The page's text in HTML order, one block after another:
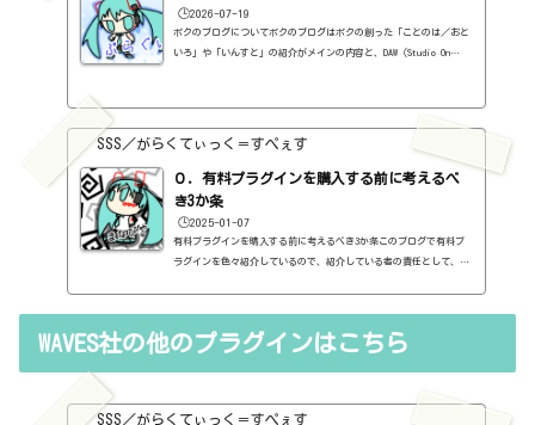
🕒️2026-07-19
ボクのブログについてボクのブログはボクの創った「ことのは／おと
いろ」や「いんすと」の紹介がメインの内容と、DAW（Studio On
録はしていますし、セールしているプラグインはブログの最初の方に
表示するように（編集したら、自動的に最初の方に表示されてるだけ
ですが・・...
SSS／がらくてぃっく＝すぺぇす
０．有料プラグインを購入する前に考えるべ
き3か条
🕒️2025-01-07
有料プラグインを購入する前に考えるべき3か条このブログで有料プ
ラグインを色々紹介しているので、紹介している者の責任として、有
ンの中には、なぜ、これが無料なんだろう？と驚くような性能のもの
もの...
WAVES社の他のプラグインはこちら
SSS／がらくてぃっく＝すぺぇす